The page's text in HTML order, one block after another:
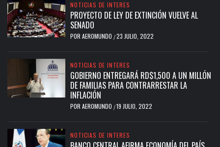
NOTICIAS DE INTERES
PROYECTO DE LEY DE EXTINCIÓN VUELVE AL
SENADO
POR AEROMUNDO /23 JULIO, 2022
NOTICIAS DE INTERES
GOBIERNO ENTREGARÁ RD$1,500 A UN MILLÓN
DE FAMILIAS PARA CONTRARRESTAR LA
INFLACIÓN
POR AEROMUNDO /19 JULIO, 2022
NOTICIAS DE INTERES